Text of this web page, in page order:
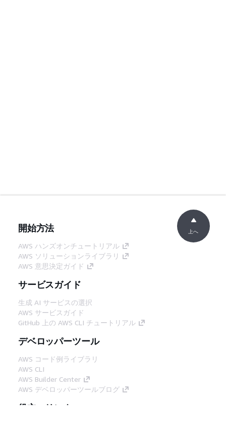
開始方法
AWS ハンズオンチュートリアル
AWS ソリューションライブラリ
AWS 意思決定ガイド
サービスガイド
生成 AI サービスの選択
AWS サービスガイド
GitHub 上の AWS CLI チュートリアル
デベロッパーツール
AWS コード例ライブラリ
AWS CLI
AWS Builder Center
AWS デベロッパーツールブログ
役立つリンク
上へ